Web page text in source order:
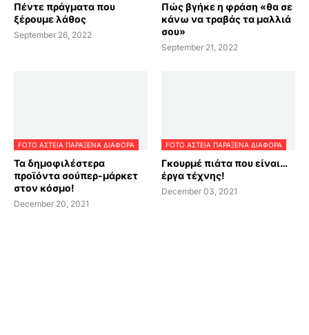
Πέντε πράγματα που
ξέρουμε λάθος
September 26, 2022
Πώς βγήκε η φράση «θα σε
κάνω να τραβάς τα μαλλιά
σου»
September 21, 2022
FOTO ΑΣΤΕΙΑ ΠΑΡΑΞΕΝΑ ΔΙΑΦΟΡΑ
Τα δημοφιλέστερα
προϊόντα σούπερ-μάρκετ
στον κόσμο!
December 20, 2021
FOTO ΑΣΤΕΙΑ ΠΑΡΑΞΕΝΑ ΔΙΑΦΟΡΑ
Γκουρμέ πιάτα που είναι…
έργα τέχνης!
December 03, 2021